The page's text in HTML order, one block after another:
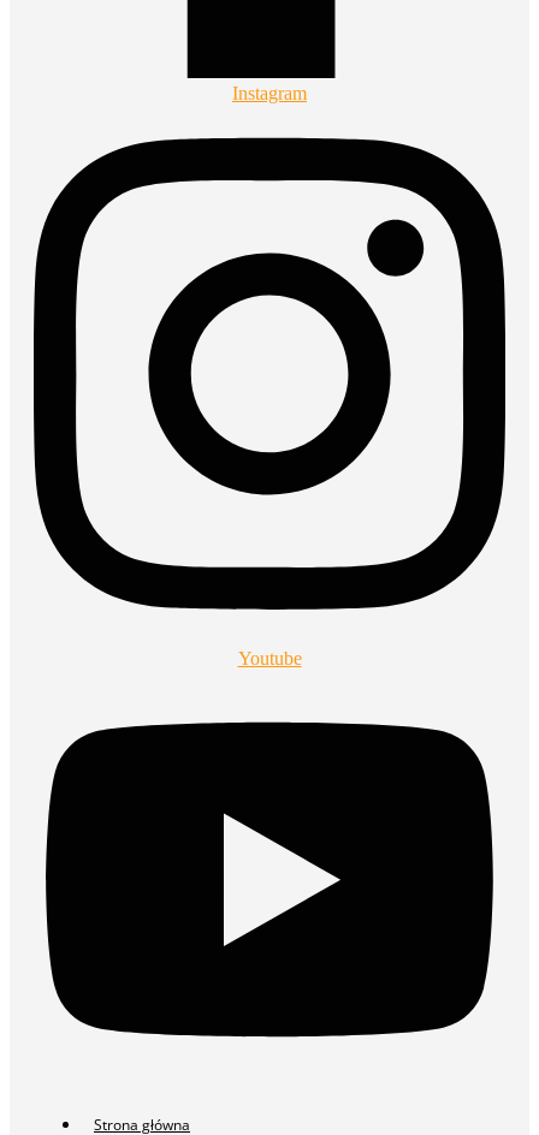
Instagram
Youtube
Strona główna